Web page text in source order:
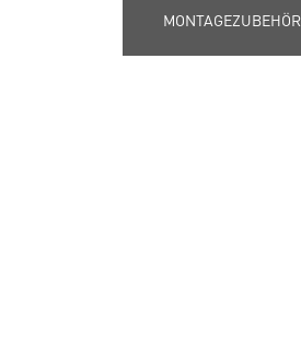
MONTAGEZUBEHÖR